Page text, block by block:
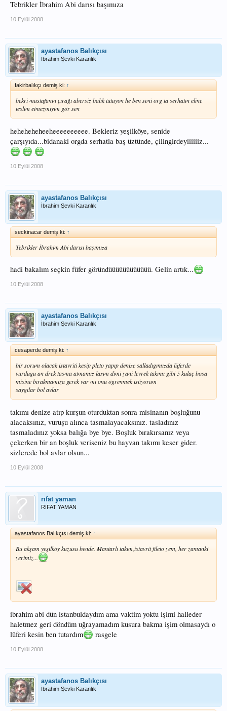
Tebrikler İbrahim Abi darısı başımıza
10 Eylül 2008
ayastafanos Balıkçısı
İbrahim Şevki Karanlık
fakirbalıkçı demiş ki: ↑
bekri mustafanın çırağı abersiz balık tutuyon he ben seni org ta serhatın eline
teslim etmezmiyim gör sen
heheheheheeheeeeeeeeee. Bekleriz yeşilköye, senide
çarşıyıda...bidanaki orgda serhatla baş üztünde, çilingirdeyiiiiiiz...
10 Eylül 2008
ayastafanos Balıkçısı
İbrahim Şevki Karanlık
seckinacar demiş ki: ↑
Tebrikler İbrahim Abi darısı başımıza
hadi bakalım seçkin füfer göründüüüüüüüüüüüü. Gelin artık...
10 Eylül 2008
ayastafanos Balıkçısı
İbrahim Şevki Karanlık
cesaperde demiş ki: ↑
bir sorum olacak istavriti kesip pleto yapıp denize salladıgımızda lüferde
vurdugu an drek tasma atmamız lazım dimi yani levrek takımı gibi 5 kulaç bosa
misine bırakmamıza gerek var mı onu ögrenmek istiyorum
saygılar bol avlar
takımı denize atıp kurşun oturduktan sonra misinanın boşluğunu
alacaksınız, vuruşu alınca tasmalayacaksınız. tasladınız
tasmaladınız yoksa balığa bye bye. Boşluk bırakırsanız veya
çekerken bir an boşluk veriseniz bu hayvan takımı keser gider.
sizlerede bol avlar olsun...
10 Eylül 2008
rıfat yaman
RIFAT YAMAN
ayastafanos Balıkçısı demiş ki: ↑
Bu akşam yeşilköy kuzusu bende. Mantarlı takım,istavrit fileto yem, her zamanki
yerimiz...
ibrahim abi dün istanbuldaydım ama vaktim yoktu işimi halleder
haletmez geri döndüm uğrayamadım kusura bakma işim olmasaydı o
lüferi kesin ben tutardım
rasgele
10 Eylül 2008
ayastafanos Balıkçısı
İbrahim Şevki Karanlık